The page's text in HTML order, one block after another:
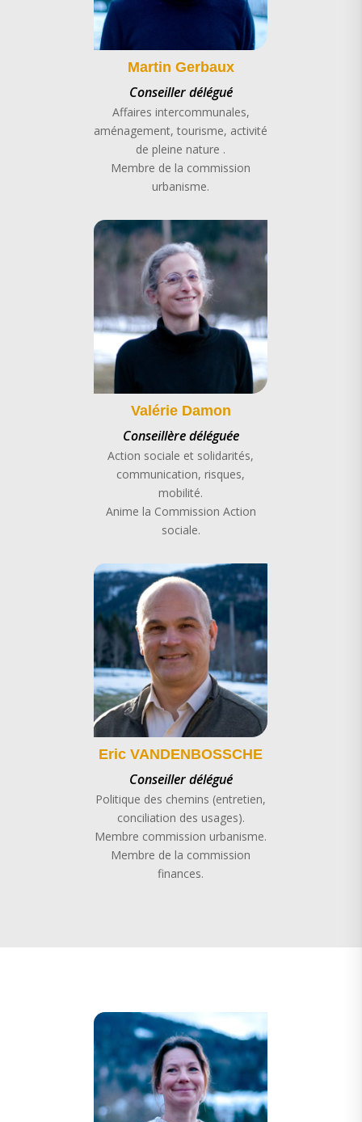
Martin Gerbaux
Conseiller délégué
Affaires intercommunales,
aménagement, tourisme, activité
de pleine nature .
Membre de la commission
urbanisme.
Valérie Damon
Conseillère déléguée
Action sociale et solidarités,
communication, risques,
mobilité.
Anime la Commission Action
sociale.
Eric VANDENBOSSCHE
Conseiller délégué
Politique des chemins (entretien,
conciliation des usages).
Membre commission urbanisme.
Membre de la commission
finances.